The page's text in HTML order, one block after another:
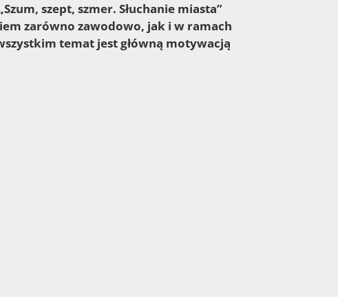
szept, szmer. Słuchanie miasta”
zarówno zawodowo, jak i w ramach
temat jest główną motywacją